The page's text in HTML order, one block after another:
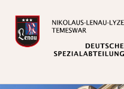
Inhalt
springen
Deutsche